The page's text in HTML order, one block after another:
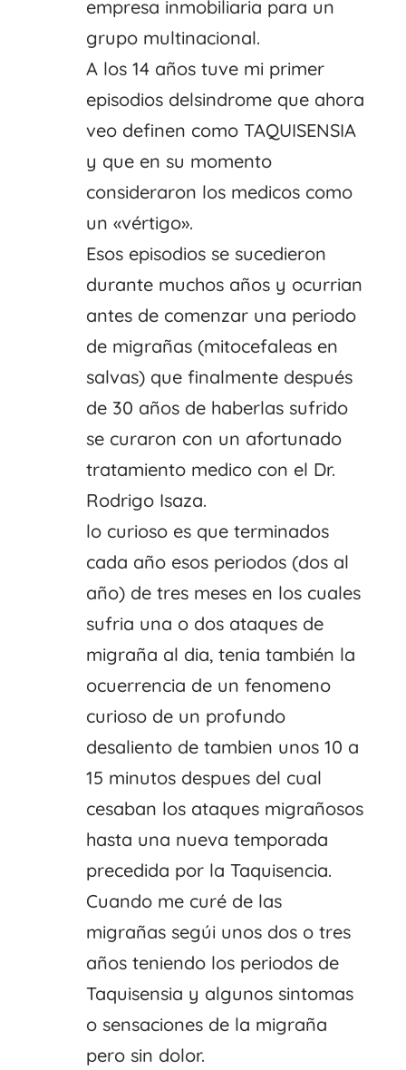
empresa inmobiliaria para un
grupo multinacional.
A los 14 años tuve mi primer
episodios delsindrome que ahora
veo definen como TAQUISENSIA
y que en su momento
consideraron los medicos como
un «vértigo».
Esos episodios se sucedieron
durante muchos años y ocurrian
antes de comenzar una periodo
de migrañas (mitocefaleas en
salvas) que finalmente después
de 30 años de haberlas sufrido
se curaron con un afortunado
tratamiento medico con el Dr.
Rodrigo Isaza.
lo curioso es que terminados
cada año esos periodos (dos al
año) de tres meses en los cuales
sufria una o dos ataques de
migraña al dia, tenia también la
ocuerrencia de un fenomeno
curioso de un profundo
desaliento de tambien unos 10 a
15 minutos despues del cual
cesaban los ataques migrañosos
hasta una nueva temporada
precedida por la Taquisencia.
Cuando me curé de las
migrañas segúi unos dos o tres
años teniendo los periodos de
Taquisensia y algunos sintomas
o sensaciones de la migraña
pero sin dolor.